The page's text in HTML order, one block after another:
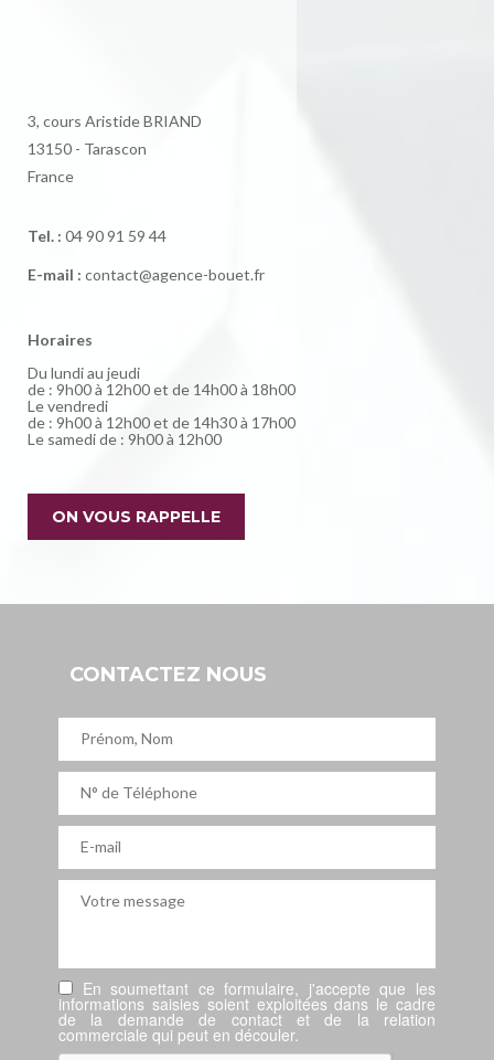
3, cours Aristide BRIAND
13150 - Tarascon
France
Tel. : 04 90 91 59 44
E-mail : contact@agence-bouet.fr
Horaires
Du lundi au jeudi
de : 9h00 à 12h00 et de 14h00 à 18h00
Le vendredi
de : 9h00 à 12h00 et de 14h30 à 17h00
Le samedi de : 9h00 à 12h00
ON VOUS RAPPELLE
CONTACTEZ NOUS
En soumettant ce formulaire, j'accepte que les
informations saisies soient exploitées dans le cadre
de la demande de contact et de la relation
commerciale qui peut en découler.